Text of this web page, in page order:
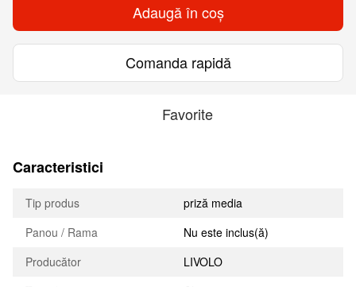
Adaugă în coș
Comanda rapidă
Favorite
Caracteristici
Tip produs
priză media
Panou / Rama
Nu este inclus(ă)
Producător
LIVOLO